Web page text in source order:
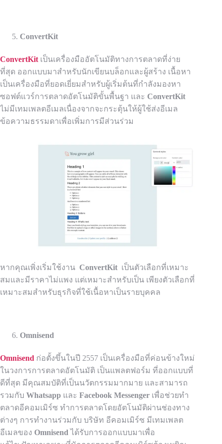
ConvertKit
ConvertKit เป็นเครื่องมืออัตโนมัติทางการตลาดที่ง่าย
ที่สุด ออกแบบมาสำหรับนักเขียนบล็อกและผู้สร้าง เนื้อหา
เป็นเครื่องมือที่ยอดเยี่ยมสำหรับผู้เริ่มต้นที่กำลังมองหา
ซอฟต์แวร์การตลาดอัตโนมัติขั้นพื้นฐา และ ConvertKit
ไม่มีเทมเพลตอีเมลเนื่องจากจะกระตุ้นให้ผู้ใช้ส่งอีเมล
ข้อความธรรมดาเพื่อเพิ่มการมีส่วนร่วม
หากคุณเพิ่งเริ่มใช้งาน ConvertKit เป็นตัวเลือกที่เหมาะ
สมและมีราคาไม่แพง แต่เหมาะสำหรับเป็น เพียงตัวเลือกที่
เหมาะสมสำหรับธุรกิจที่ใช้เนื้อหาเป็นรายบุคคล
Omnisend
Omnisend ก่อตั้งขึ้นในปี 2557 เป็นเครื่องมือที่ค่อนข้างใหม่
ในวงการการตลาดอัตโนมัติ เป็นแพลตฟอร์ม ที่ออกแบบที่
ดีที่สุด มีคุณสมบัติที่เป็นนวัตกรรมมากมาย และสามารถ
รวมกับ Whatsapp และ Facebook Messenger เพื่อช่วยทำ
ตลาดอีคอมเมิร์ซ ทำการตลาดโดยอัตโนมัติผ่านช่องทาง
ต่างๆ การทำงานร่วมกับ บริษัท อีคอมเมิร์ซ มีเทมเพลต
อีเมลของ Omnisend ได้รับการออกแบบมาเพื่อ